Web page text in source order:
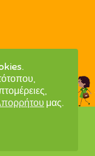
μας.